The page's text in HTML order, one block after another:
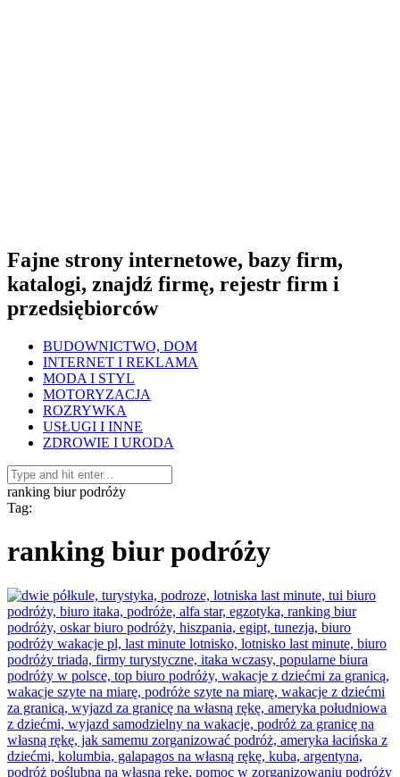
Fajne strony internetowe, bazy firm,
katalogi, znajdź firmę, rejestr firm i
przedsiębiorców
BUDOWNICTWO, DOM
INTERNET I REKLAMA
MODA I STYL
MOTORYZACJA
ROZRYWKA
USŁUGI I INNE
ZDROWIE I URODA
ranking biur podróży
Tag:
ranking biur podróży